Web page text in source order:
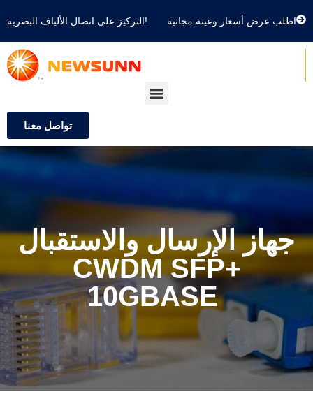
التركيز على اتصال الألياف البصرية! اطلب عرض أسعار وعينة مجانية
تواصل معنا
جهاز الإرسال والاستقبال
CWDM SFP+
10GBASE